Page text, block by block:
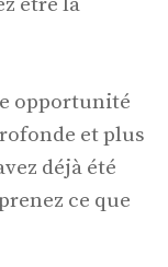
être la
opportunité
et plus
déjà été
ce que